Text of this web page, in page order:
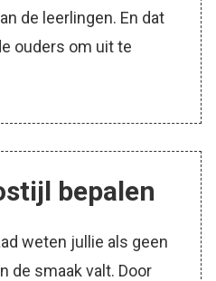
de leerlingen. En dat
ouders om uit te
bepalen
weten jullie als geen
de smaak valt. Door